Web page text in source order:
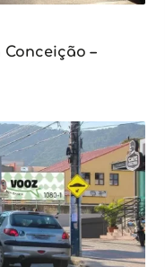
Conceição –